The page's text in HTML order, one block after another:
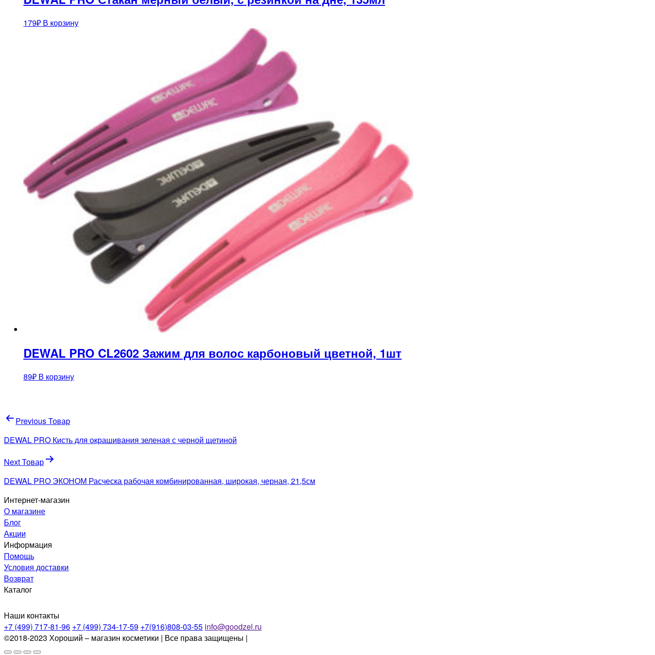
179₽ В корзину
DEWAL PRO CL2602 Зажим для волос карбоновый цветной, 1шт
89₽ В корзину
Навигация
по
записям
Previous Товар
DEWAL PRO Кисть для окрашивания зеленая с черной щетиной
Next Товар
DEWAL PRO ЭКОНОМ Расческа рабочая комбинированная, широкая, черная, 21,5см
Интернет-магазин
О магазине
Блог
Акции
Информация
Помощь
Условия доставки
Возврат
Каталог
Наши контакты
+7 (499) 717-81-96 +7 (499) 734-17-59 +7(916)808-03-55 info@goodzel.ru
©2018-2023 Хороший – магазин косметики | Все права защищены |